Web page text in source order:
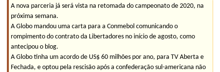
A nova parceria já será vista na retomada do campeonato de 2020, na
próxima semana.
A Globo mandou uma carta para a Conmebol comunicando o
rompimento do contrato da Libertadores no início de agosto, como
antecipou o blog.
A Globo tinha um acordo de US$ 60 milhões por ano, para TV Aberta e
Fechada, e optou pela rescisão após a confederação sul-americana não